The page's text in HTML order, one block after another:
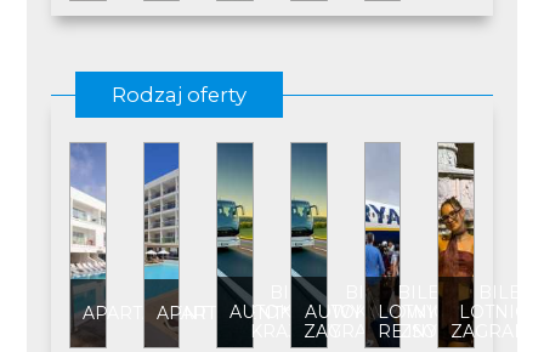
Rodzaj oferty
APARTAMENTAPARTAMENT****
BILET
AUTOKAROWY
KRAJOWY
BILET
AUTOKAROWY
ZAGRANICZNY
BILET
LOTNICZY
REJSOWY
BILET